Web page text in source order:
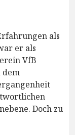
als
er als
VfB
dem
Doch zu